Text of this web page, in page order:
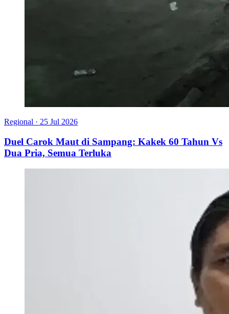
Regional · 25 Jul 2026
Duel Carok Maut di Sampang: Kakek 60 Tahun Vs
Dua Pria, Semua Terluka